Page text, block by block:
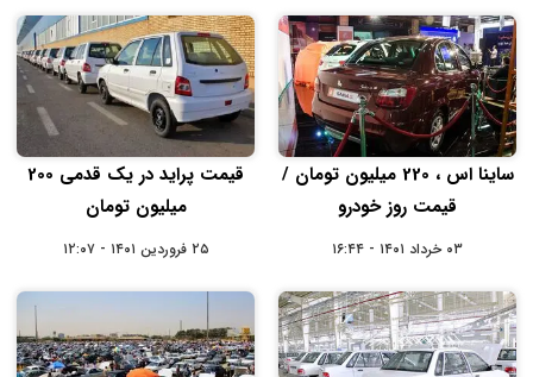
ساینا اس ، 220 میلیون تومان /
قیمت روز خودرو
۰۳ خرداد ۱۴۰۱ - ۱۶:۴۴
قیمت پراید در یک قدمی 200
میلیون تومان
۲۵ فروردین ۱۴۰۱ - ۱۲:۰۷